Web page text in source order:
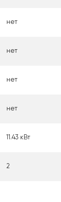
нет
нет
нет
нет
11.43 кВт
2